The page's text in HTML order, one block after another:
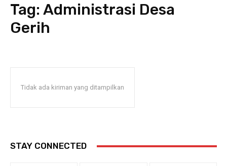
Tag: Administrasi Desa
Gerih
Tidak ada kiriman yang ditampilkan
STAY CONNECTED